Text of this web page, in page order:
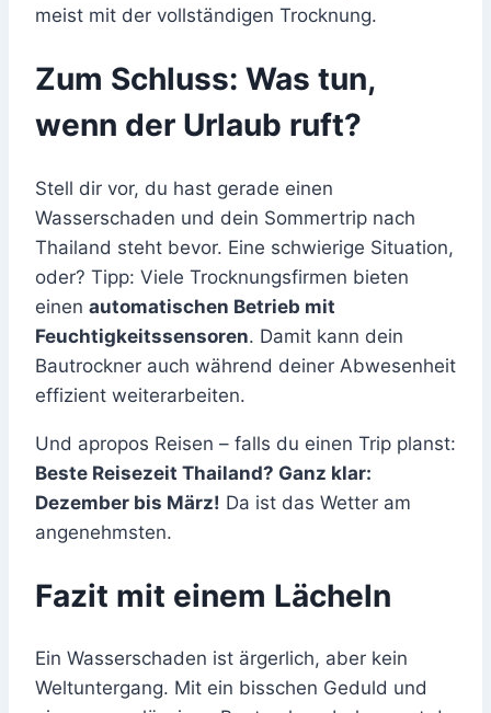
meist mit der vollständigen Trocknung.
Zum Schluss: Was tun,
wenn der Urlaub ruft?
Stell dir vor, du hast gerade einen
Wasserschaden und dein Sommertrip nach
Thailand steht bevor. Eine schwierige Situation,
oder? Tipp: Viele Trocknungsfirmen bieten
einen automatischen Betrieb mit
Feuchtigkeitssensoren. Damit kann dein
Bautrockner auch während deiner Abwesenheit
effizient weiterarbeiten.
Und apropos Reisen – falls du einen Trip planst:
Beste Reisezeit Thailand? Ganz klar:
Dezember bis März! Da ist das Wetter am
angenehmsten.
Fazit mit einem Lächeln
Ein Wasserschaden ist ärgerlich, aber kein
Weltuntergang. Mit ein bisschen Geduld und